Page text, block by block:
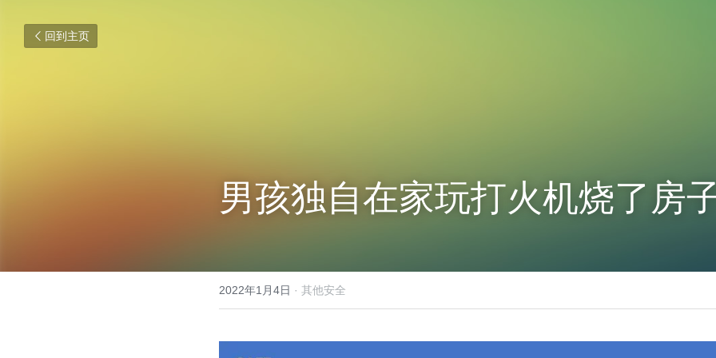
回到主页
男孩独自在家玩打火机烧了房
2022年1月4日 · 其他安全